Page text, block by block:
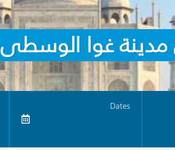
غوا الوسطى
Dates